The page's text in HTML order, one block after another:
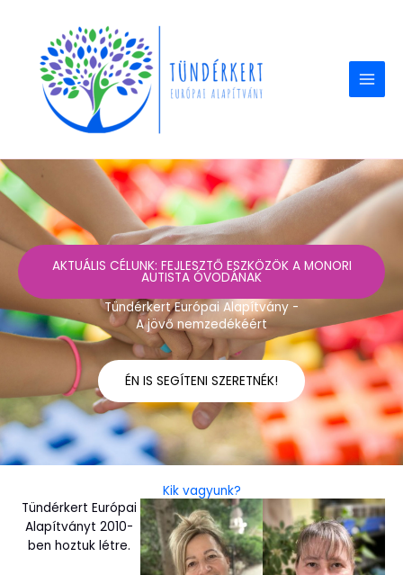
content
AKTUÁLIS CÉLUNK: FEJLESZTŐ ESZKÖZÖK A MONORI
AUTISTA ÓVODÁNAK
Tündérkert Európai Alapítvány -
A jövő nemzedékéért
ÉN IS SEGÍTENI SZERETNÉK!
Kik vagyunk?
Tündérkert Európai
Alapítványt 2010-
ben hoztuk létre.